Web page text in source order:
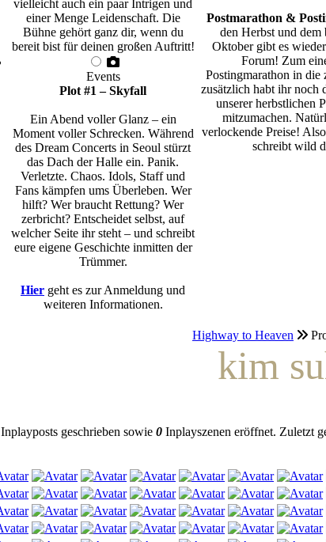
vielleicht auch ein paar Intrigen und
einer Menge Leidenschaft. Die
Bühne gehört ganz dir, wenn du
bereit bist für deinen großen Auftritt!
Events
Plot #1 – Skyfall
Ein Abend voller Glanz – ein
Moment voller Schrecken. Während
des Dream Concerts in Seoul stürzt
das Dach der Halle ein. Panik.
Verletzte. Chaos. Idols, Staff und
Fans kämpfen ums Überleben. Wer
hilft? Wer braucht Rettung? Wer
zerbricht? Entscheidet selbst, auf
welcher Seite ihr steht – und schreibt
eure eigene Geschichte inmitten der
Trümmer.
Hier geht es zur Anmeldung und
weiteren Informationen.
Postmarathon &
den Herbst und dem
Oktober gibt es
Forum! Zum
Postingmarathon in die
zusätzlich habt ihr noch
unserer herbstlichen
mitzumachen.
verlockende Preise!
schreibt wild
Highway to Heaven
kim
Inplayposts geschrieben sowie 0 Inplayszenen eröffnet. Zuletzt